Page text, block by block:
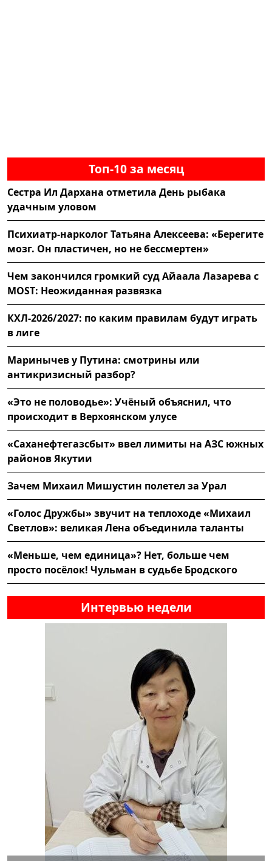
Топ-10 за месяц
Сестра Ил Дархана отметила День рыбака
удачным уловом
Психиатр-нарколог Татьяна Алексеева: «Берегите
мозг. Он пластичен, но не бессмертен»
Чем закончился громкий суд Айаала Лазарева с
MOST: Неожиданная развязка
КХЛ-2026/2027: по каким правилам будут играть
в лиге
Маринычев у Путина: смотрины или
антикризисный разбор?
«Это не половодье»: Учёный объяснил, что
происходит в Верхоянском улусе
«Саханефтегазсбыт» ввел лимиты на АЗС южных
районов Якутии
Зачем Михаил Мишустин полетел за Урал
«Голос Дружбы» звучит на теплоходе «Михаил
Светлов»: великая Лена объединила таланты
«Меньше, чем единица»? Нет, больше чем
просто посёлок! Чульман в судьбе Бродского
Интервью недели